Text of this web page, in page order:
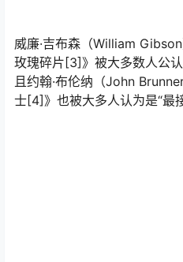
威廉·吉布森（William
玫瑰碎片[3]》被大多数人公
且约翰·布伦纳（John
士[4]》也被大多人认为是“最